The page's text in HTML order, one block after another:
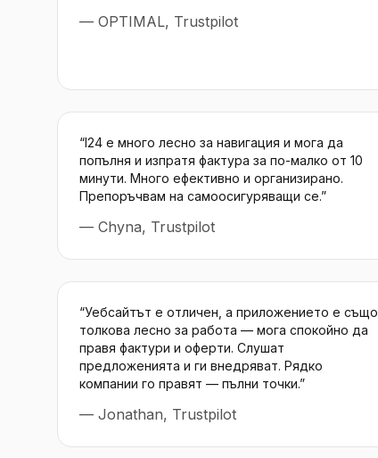
— OPTIMAL, Trustpilot
“I24 е много лесно за навигация и мога да
попълня и изпратя фактура за по-малко от 10
минути. Много ефективно и организирано.
Препоръчвам на самоосигуряващи се.”
— Chyna, Trustpilot
“Уебсайтът е отличен, а приложението е също
толкова лесно за работа — мога спокойно да
правя фактури и оферти. Слушат
предложенията и ги внедряват. Рядко
компании го правят — пълни точки.”
— Jonathan, Trustpilot